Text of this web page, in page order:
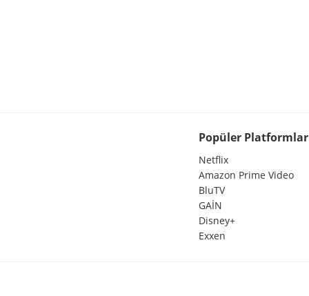
Popüler Platformlar
Netflix
Amazon Prime Video
BluTV
GAİN
Disney+
Exxen